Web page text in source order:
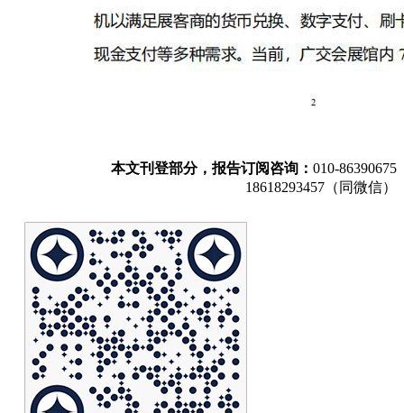
本文刊登部分，报告订阅咨询： 010-86390675
18618293457（同微信）